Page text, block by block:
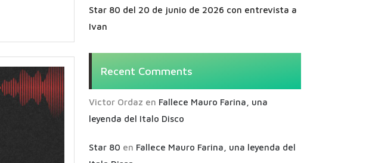
Star 80 del 20 de junio de 2026 con entrevista a
Ivan
Recent Comments
Victor Ordaz en Fallece Mauro Farina, una
leyenda del Italo Disco
Star 80 en Fallece Mauro Farina, una leyenda del